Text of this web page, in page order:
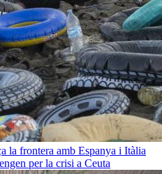
la frontera amb Espanya i Itàlia
per la crisi a Ceuta